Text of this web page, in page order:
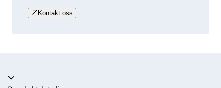
Kontakt oss
Trekkspill kollapset